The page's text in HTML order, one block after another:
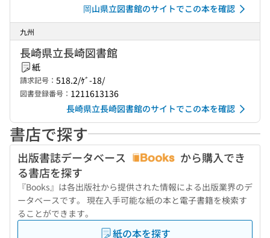
岡山県立図書館のサイトでこの本を確認
九州
長崎県立長崎図書館
紙
請求記号： 518.2/ｹﾞ-18/
図書登録番号： 1211613136
長崎県立長崎図書館のサイトでこの本を確認
書店で探す
出版書誌データベース
から購入でき
る書店を探す
『Books』は各出版社から提供された情報による出版業界のデ
ータベースです。 現在入手可能な紙の本と電子書籍を検索す
ることができます。
紙の本を探す